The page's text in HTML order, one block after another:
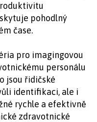
pohodlný
čase.
pro imagingovou
personálu
jsou řidičské
identifikaci, ale i
rychle a efektivně
zdravotnické